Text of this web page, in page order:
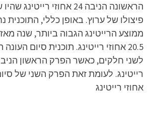
הראשונה הניבה 24 אחוזי
פיצולו של ערוץ. באופן כללי, התוכנית
ממוצע הרייטינג הגבוה ביותר, שנה
20.5 אחוזי רייטינג. תוכנית סיום
אחוזי רייטינג